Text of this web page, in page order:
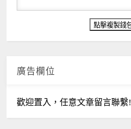
廣告欄位
歡迎置入，任意文章留言聯繫!